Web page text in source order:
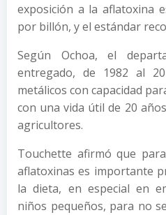
exposición a la aflatoxina
por billón, y el estándar
Según Ochoa, el
entregado, de 1982 al
metálicos con capacidad
con una vida útil de 20
agricultores.
Touchette afirmó que
aflatoxinas es importante
la dieta, en especial en
niños pequeños, para no